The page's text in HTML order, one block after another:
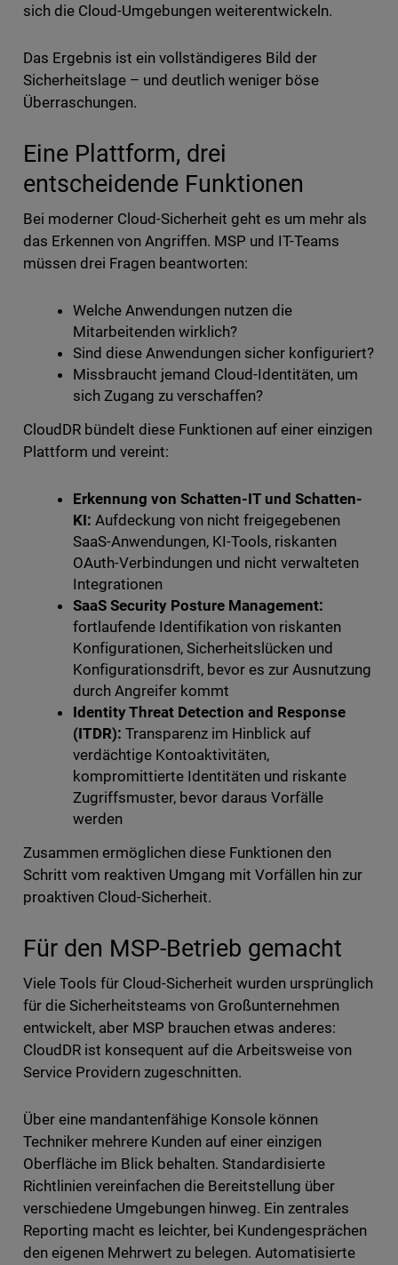
sich die Cloud-Umgebungen weiterentwickeln.
Das Ergebnis ist ein vollständigeres Bild der
Sicherheitslage – und deutlich weniger böse
Überraschungen.
Eine Plattform, drei
entscheidende Funktionen
Bei moderner Cloud-Sicherheit geht es um mehr als
das Erkennen von Angriffen. MSP und IT-Teams
müssen drei Fragen beantworten:
Welche Anwendungen nutzen die
Mitarbeitenden wirklich?
Sind diese Anwendungen sicher konfiguriert?
Missbraucht jemand Cloud-Identitäten, um
sich Zugang zu verschaffen?
CloudDR bündelt diese Funktionen auf einer einzigen
Plattform und vereint:
Erkennung von Schatten-IT und Schatten-
KI: Aufdeckung von nicht freigegebenen
SaaS-Anwendungen, KI-Tools, riskanten
OAuth-Verbindungen und nicht verwalteten
Integrationen
SaaS Security Posture Management:
fortlaufende Identifikation von riskanten
Konfigurationen, Sicherheitslücken und
Konfigurationsdrift, bevor es zur Ausnutzung
durch Angreifer kommt
Identity Threat Detection and Response
(ITDR): Transparenz im Hinblick auf
verdächtige Kontoaktivitäten,
kompromittierte Identitäten und riskante
Zugriffsmuster, bevor daraus Vorfälle
werden
Zusammen ermöglichen diese Funktionen den
Schritt vom reaktiven Umgang mit Vorfällen hin zur
proaktiven Cloud-Sicherheit.
Für den MSP-Betrieb gemacht
Viele Tools für Cloud-Sicherheit wurden ursprünglich
für die Sicherheitsteams von Großunternehmen
entwickelt, aber MSP brauchen etwas anderes:
CloudDR ist konsequent auf die Arbeitsweise von
Service Providern zugeschnitten.
Über eine mandantenfähige Konsole können
Techniker mehrere Kunden auf einer einzigen
Oberfläche im Blick behalten. Standardisierte
Richtlinien vereinfachen die Bereitstellung über
verschiedene Umgebungen hinweg. Ein zentrales
Reporting macht es leichter, bei Kundengesprächen
den eigenen Mehrwert zu belegen. Automatisierte